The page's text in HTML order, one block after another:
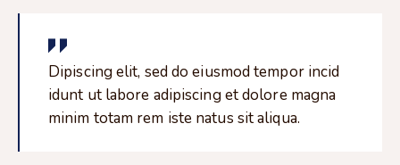
Dipiscing elit, sed do eiusmod tempor incid
idunt ut labore adipiscing et dolore magna
minim totam rem iste natus sit aliqua.